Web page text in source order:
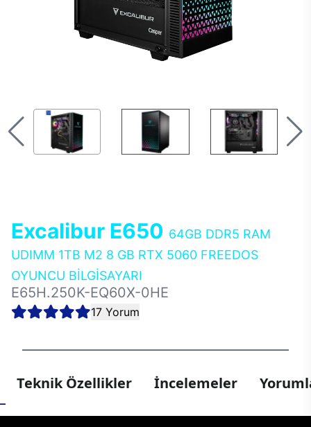
Excalibur E650 64GB DDR5 RAM
UDIMM 1TB M2 8 GB RTX 5060 FREEDOS
OYUNCU BİLGİSAYARI
E65H.250K-EQ60X-0HE
17 Yorum
Teknik Özellikler İncelemeler